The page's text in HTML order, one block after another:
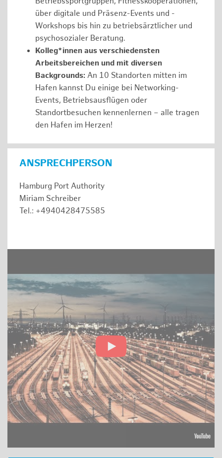
über digitale und Präsenz-Events und -
Workshops bis hin zu betriebsärztlicher und
psychosozialer Beratung.
Kolleg*innen aus verschiedensten
Arbeitsbereichen und mit diversen
Backgrounds: An 10 Standorten mitten im
Hafen kannst Du einige bei Networking-
Events, Betriebsausflügen oder
Standortbesuchen kennenlernen – alle tragen
den Hafen im Herzen!
ANSPRECHPERSON
Hamburg Port Authority
Miriam Schreiber
Tel.: +4940428475585